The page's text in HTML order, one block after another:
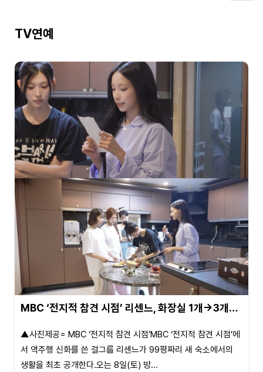
TV연예
MBC ‘전지적 참견 시점’ 리센느, 화장실 1개→3개…
▲사진제공= MBC ‘전지적 참견 시점’MBC ‘전지적 참견 시점’에
서 역주행 신화를 쓴 걸그룹 리센느가 99평짜리 새 숙소에서의
생활을 최초 공개한다.오는 8일(토) 방...